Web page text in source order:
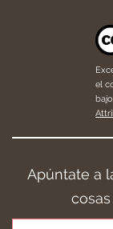
el
Apúntate a